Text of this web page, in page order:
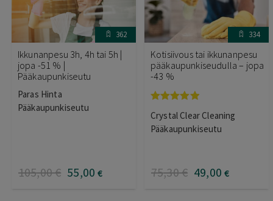
362
Ikkunanpesu 3h, 4h tai 5h |
jopa -51 % |
Pääkaupunkiseutu
Paras Hinta
Pääkaupunkiseutu
105,00€ 55,00 €
334
Kotisiivous tai ikkunanpesu
pääkaupunkiseudulla – jopa
-43 %
tuotteesta:
4.83 / 5
Crystal Clear Cleaning
Pääkaupunkiseutu
75,30€ 49,00 €